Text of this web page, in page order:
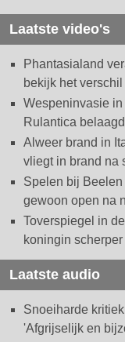
Laatste video's
Phantasialand
bekijk het verschil
Wespeninvasie
Rulantica
Alweer brand in
vliegt in brand na
Spelen bij
gewoon open na
Toverspiegel in
koningin
Laatste audio
Snoeiharde
'Afgrijselijk en